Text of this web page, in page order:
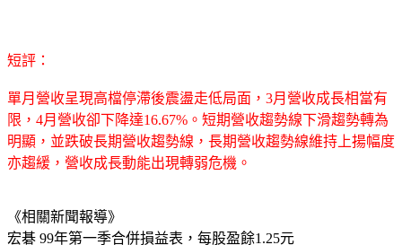
短評：
單月營收呈現高檔停滯後震盪走低局面，3月營收成長相當有
限，4月營收卻下降達16.67%。短期營收趨勢線下滑趨勢轉為
明顯，並跌破長期營收趨勢線，長期營收趨勢線維持上揚幅度
亦趨緩，營收成長動能出現轉弱危機。
《相關新聞報導》
宏碁 99年第一季合併損益表，每股盈餘1.25元